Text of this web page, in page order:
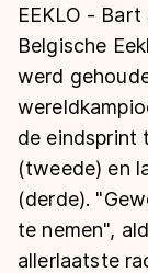
Langebaan
Shorttrack
Inlineskaten
Kunstschaatsen
Schoonrijden
Natuurijs
Uitslagen
Langebaan
Shorttrack
Marathon
Inlineskaten
Kunstschaatsen
Tijden &
Ranglijsten
Persoonlijke
Historie &
De weg
Inschrijven
Algemene
EEKLO -
Belgische
werd
de eindsprint
(tweede) en
(derde).
te nemen",
allerlaatste